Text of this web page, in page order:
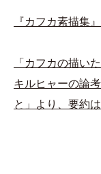
『カフカ素描集
「カフカの描い
キルヒャーの論
と」より、要約